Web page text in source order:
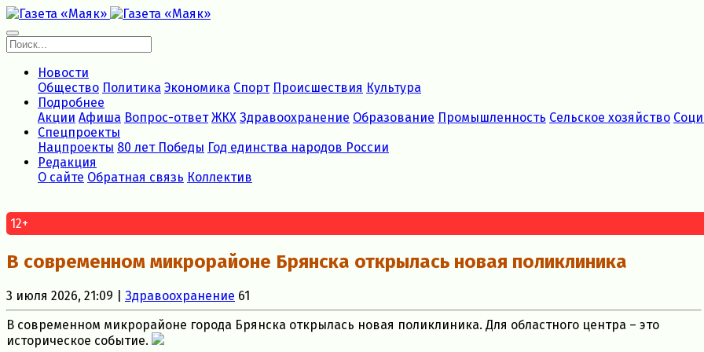
Новости
Общество Политика Экономика Спорт Происшествия Культура
Подробнее
Акции Афиша Вопрос-ответ ЖКХ Здравоохранение Образование Промышленность Сельское хозяйство
Спецпроекты
Нацпроекты 80 лет Победы Год единства народов России
Редакция
О сайте Обратная связь Коллектив
12+
В современном микрорайоне Брянска открылась новая поликлиника
3 июля 2026, 21:09 | Здравоохранение 61
В современном микрорайоне города Брянска открылась новая поликлиника. Для областного центра – это
историческое событие.